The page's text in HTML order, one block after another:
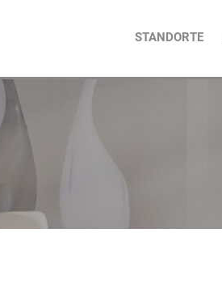
STANDORTE